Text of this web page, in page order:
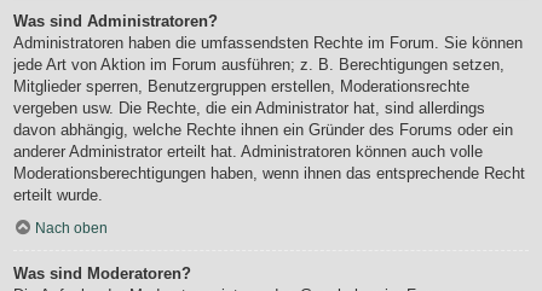
Was sind Administratoren?
Administratoren haben die umfassendsten Rechte im Forum. Sie können
jede Art von Aktion im Forum ausführen; z. B. Berechtigungen setzen,
Mitglieder sperren, Benutzergruppen erstellen, Moderationsrechte
vergeben usw. Die Rechte, die ein Administrator hat, sind allerdings
davon abhängig, welche Rechte ihnen ein Gründer des Forums oder ein
anderer Administrator erteilt hat. Administratoren können auch volle
Moderationsberechtigungen haben, wenn ihnen das entsprechende Recht
erteilt wurde.
Nach oben
Was sind Moderatoren?